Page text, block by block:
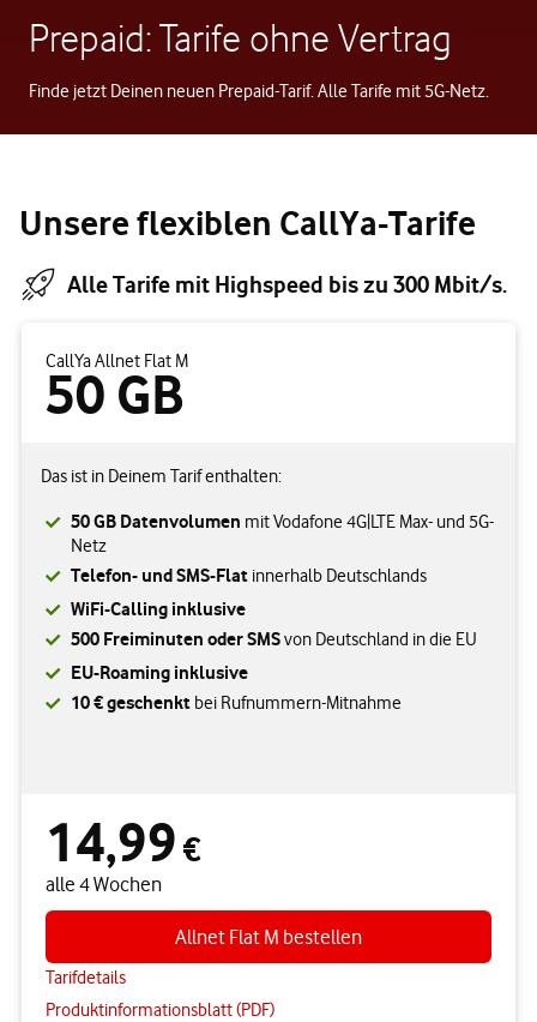
Prepaid: Tarife ohne Vertrag
Finde jetzt Deinen neuen Prepaid-Tarif. Alle Tarife mit 5G-Netz.
Unsere flexiblen CallYa-Tarife
Alle Tarife mit Highspeed bis zu 300 Mbit/s.
CallYa Allnet Flat M
50 GB
Das ist in Deinem Tarif enthalten:
50 GB Datenvolumen mit Vodafone 4G|LTE Max- und 5G-
Netz
Telefon- und SMS-Flat innerhalb Deutschlands
WiFi-Calling inklusive
500 Freiminuten oder SMSvon Deutschland in die EU
EU-Roaming inklusive
10 € geschenkt bei Rufnummern-Mitnahme
14,99 € alle 4 Wochen
14,99 €
alle 4 Wochen
Allnet Flat M bestellen
Tarifdetails
Produktinformationsblatt (PDF)